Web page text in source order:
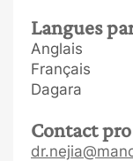
Langues
Anglais
Français
Dagara
Contact pro